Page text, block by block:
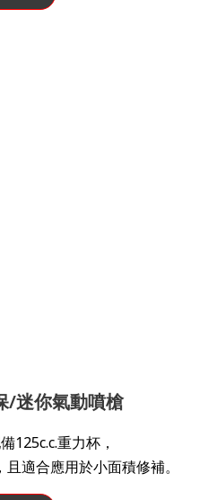
/迷你氣動噴槍
125c.c.重力杯，
適合應用於小面積修補。